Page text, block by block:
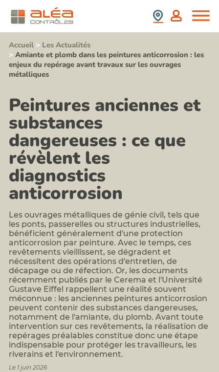
d'amiante
Contrôle
de
présence
de
plomb
après
travaux
avant
démolition
Repérages
amiante
et
HAP
avant
travaux
sur
enrobés
Repérages
autres
du
BTP
:
FCR,
silice,
chrome
VI,...
Analyse
Qualité
de
l'Air
Intérieur
(QAI)
Diagnostic
radon
Diagnostics
Déchets
PEMD
prix,
Formation
information
sensibilisation
au
pour
les
acteurs
du
BTP
Formation
risque
plomb
Formation
risque
et
inhalables
Formation
assistant/assistante
amiante
Formations
digital
learning
Planning
des
formations
Politique
Accessibilité/Handicap
Nous
Rejoindre
Stagiaires,
Partenaires,
Collaborateurs
Newsletter
Aléa
Contrôles
Valeurs
Contact
Notre
politique
RSE
France
Espagne
Accueil > Les Actualités
> Amiante et plomb dans les peintures anticorrosion : les
enjeux du repérage avant travaux sur les ouvrages
métalliques
Peintures anciennes et
substances
dangereuses : ce que
révèlent les
diagnostics
anticorrosion
Les ouvrages métalliques de génie civil, tels que
les ponts, passerelles ou structures industrielles,
bénéficient généralement d'une protection
anticorrosion par peinture. Avec le temps, ces
revêtements vieillissent, se dégradent et
nécessitent des opérations d'entretien, de
décapage ou de réfection. Or, les documents
récemment publiés par le Cerema et l'Université
Gustave Eiffel rappellent une réalité souvent
méconnue : les anciennes peintures anticorrosion
peuvent contenir des substances dangereuses,
notamment de l'amiante, du plomb. Avant toute
intervention sur ces revêtements, la réalisation de
repérages préalables constitue donc une étape
indispensable pour protéger les travailleurs, les
riverains et l'environnement.
Le 1 juin 2026